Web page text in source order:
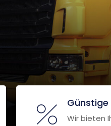
Günstige
Wir bieten